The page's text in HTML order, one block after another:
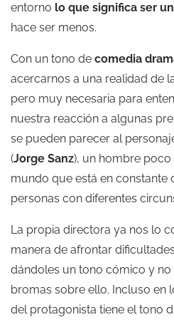
entorno lo que significa ser
hace ser menos.
Con un tono de comedia
acercarnos a una realidad de
pero muy necesaria para
nuestra reacción a algunas
se pueden parecer al
(Jorge Sanz), un hombre
mundo que está en constante
personas con diferentes
La propia directora ya nos lo
manera de afrontar
dándoles un tono cómico y
bromas sobre ello. Incluso en
del protagonista tiene el tono